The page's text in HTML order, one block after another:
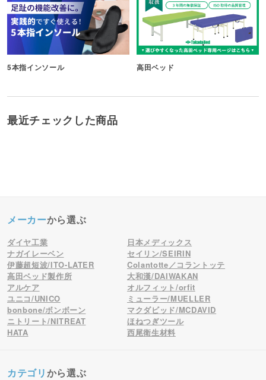
5本指インソール 高田ベッド
最近チェックした商品
メーカーから選ぶ
ダイヤ工業
日本メディックス
ナガイレーベン
セイリン/SEIRIN
伊藤超短波/ITO-LATER
Colantotte／コラントッテ
高田ベッド製作所
大和漢/DAIWAKAN
アルケア
オルフィット/orfit
ユニコ/UNICO
ミューラー/MUELLER
bonbone/ボンボーン
マクダビッド/MCDAVID
ニトリート/NITREAT
ほねつぎツール
HATA
西尾衛生材料
カテゴリから選ぶ